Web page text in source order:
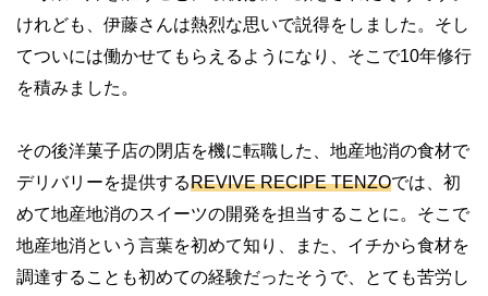
けれども、伊藤さんは熱烈な思いで説得をしました。そし
てついには働かせてもらえるようになり、そこで10年修行
を積みました。
その後洋菓子店の閉店を機に転職した、地産地消の食材で
デリバリーを提供するREVIVE RECIPE TENZOでは、初
めて地産地消のスイーツの開発を担当することに。そこで
地産地消という言葉を初めて知り、また、イチから食材を
調達することも初めての経験だったそうで、とても苦労し